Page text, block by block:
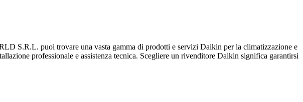
S.R.L. puoi trovare una vasta gamma di prodotti e servizi Daikin per la climatizzazione e
professionale e assistenza tecnica. Scegliere un rivenditore Daikin significa garantirsi